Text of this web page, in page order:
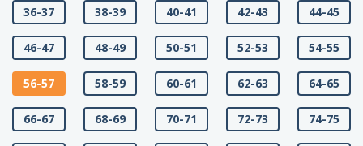
36-37 38-39 40-41 42-43 44-45
46-47 48-49 50-51 52-53 54-55
56-57 58-59 60-61 62-63 64-65
66-67 68-69 70-71 72-73 74-75